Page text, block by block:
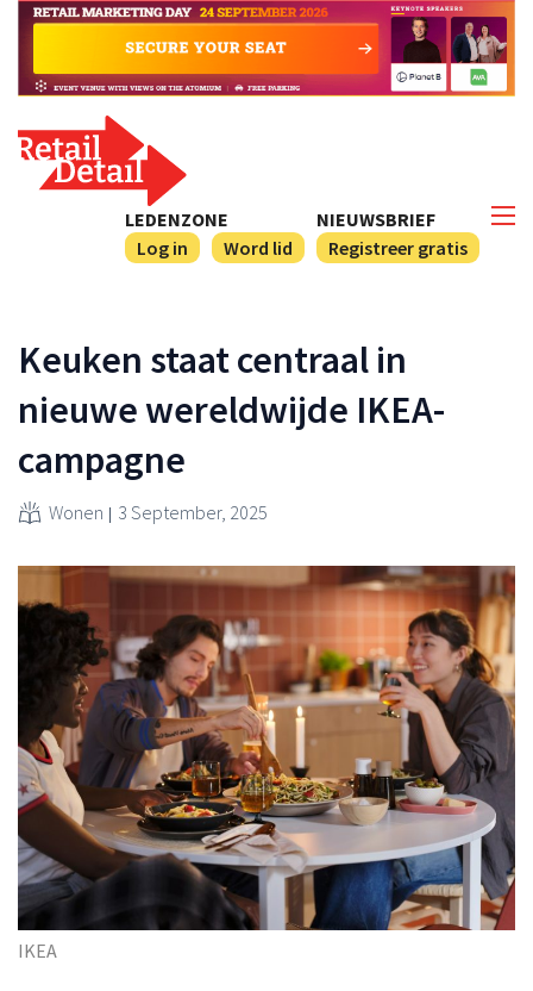
NIEUWSBRIEF
Registreer gratis
LEDENZONE
Log in
Word lid
Keuken staat centraal in
nieuwe wereldwijde IKEA-
campagne
Wonen 3 September, 2025
IKEA